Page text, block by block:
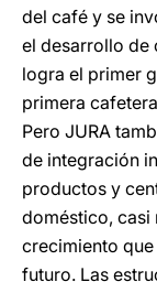
del café y se
el desarrollo de
logra el primer
primera
Pero JURA
de integración
productos y
doméstico, casi
crecimiento
futuro. Las